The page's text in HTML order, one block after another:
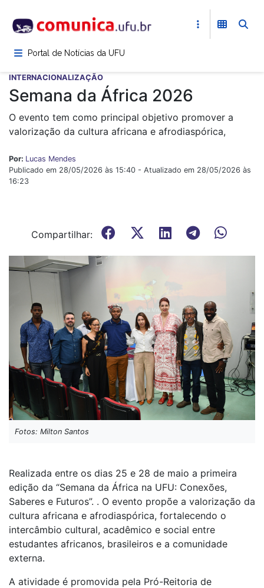
para
conteúdoPortal de Notícias da UFU
INTERNACIONALIZAÇÃO
Semana da África 2026
O evento tem como principal objetivo promover a
valorização da cultura africana e afrodiaspórica,
Por: Lucas Mendes
Publicado em 28/05/2026 às 15:40 - Atualizado em 28/05/2026 às
16:23
Compartilhar:
Fotos: Milton Santos
Realizada entre os dias 25 e 28 de maio a primeira
edição da “Semana da África na UFU: Conexões,
Saberes e Futuros”. . O evento propõe a valorização da
cultura africana e afrodiaspórica, fortalecendo o
intercâmbio cultural, acadêmico e social entre
estudantes africanos, brasileiros e a comunidade
externa.
A atividade é promovida pela Pró-Reitoria de